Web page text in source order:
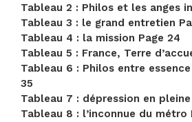
Tableau 2 : Philos et les anges
Tableau 3 : le grand entretien
Tableau 4 : la mission Page 24
Tableau 5 : France, Terre
Tableau 6 : Philos entre
35
Tableau 7 : dépression en
Tableau 8 : l’inconnue du métro